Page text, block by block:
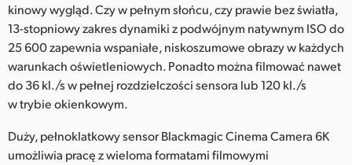
kinowy wygląd. Czy w pełnym słońcu, czy prawie bez światła,
13-stopniowy zakres dynamiki z podwójnym natywnym ISO do
25 600 zapewnia wspaniałe, niskoszumowe obrazy w każdych
warunkach oświetleniowych. Ponadto można filmować nawet
do 36 kl./s w pełnej rozdzielczości sensora lub 120 kl./s
w trybie okienkowym.
Duży, pełnoklatkowy sensor Blackmagic Cinema Camera 6K
umożliwia pracę z wieloma formatami filmowymi